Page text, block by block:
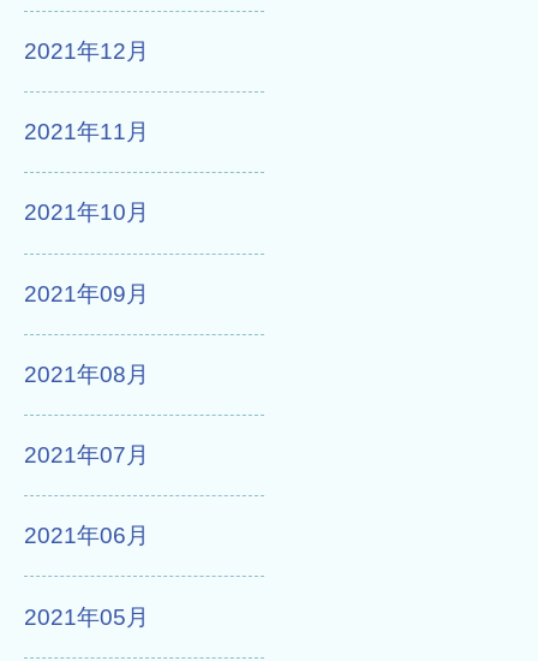
2021年12月
2021年11月
2021年10月
2021年09月
2021年08月
2021年07月
2021年06月
2021年05月